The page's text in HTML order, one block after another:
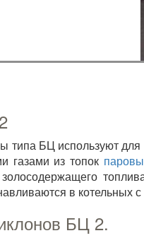
типа БЦ используют
газами из топок
золосодержащего
в котельных
БЦ 2.